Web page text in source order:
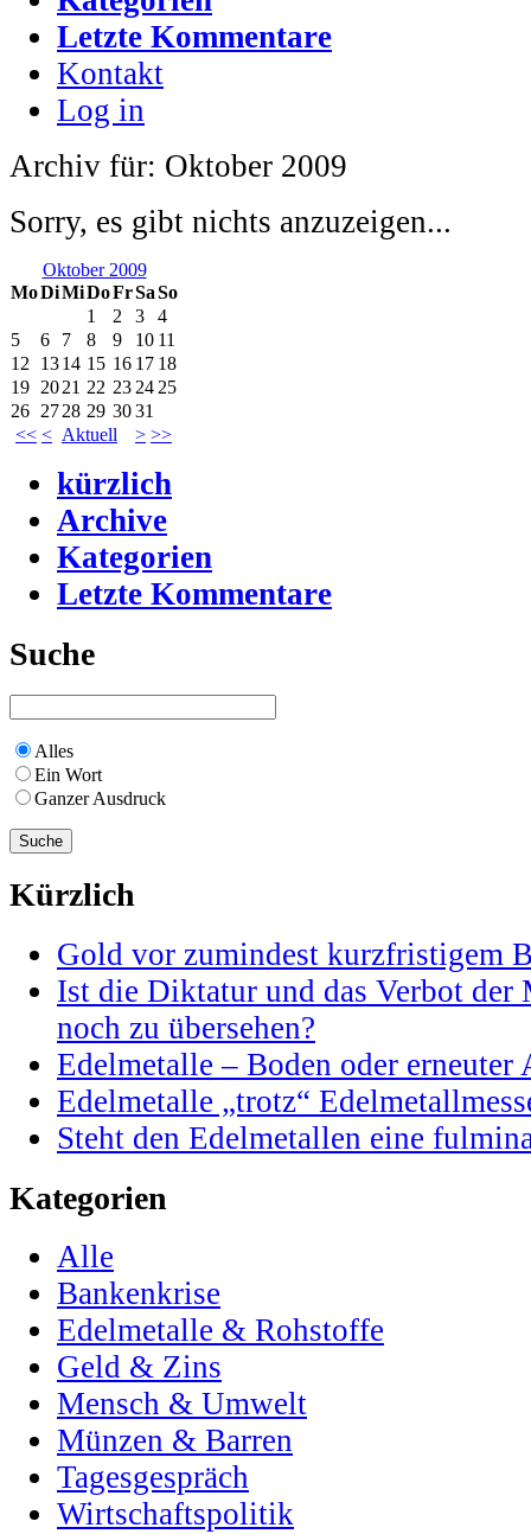
Letzte Kommentare
Kontakt
Log in
Archiv für: Oktober 2009
Sorry, es gibt nichts anzuzeigen...
Oktober 2009
MoDiMiDoFrSaSo
<< < Aktuell > >>
1 2 3
4
5
6 7 8 9 10 11
12
1314 15 16 17 18
19 2021 22 23 24 25
26 2728 29 3031
kürzlich
Archive
Kategorien
Letzte Kommentare
Suche
Alles
Ein Wort
Ganzer Ausdruck
Kürzlich
Gold vor zumindest kurzfristigem
Ist die Diktatur und das Verbot
noch zu übersehen?
Edelmetalle – Boden oder erneuter
Edelmetalle „trotz“
Steht den Edelmetallen eine
Kategorien
Alle
Bankenkrise
Edelmetalle & Rohstoffe
Geld & Zins
Mensch & Umwelt
Münzen & Barren
Tagesgespräch
Wirtschaftspolitik